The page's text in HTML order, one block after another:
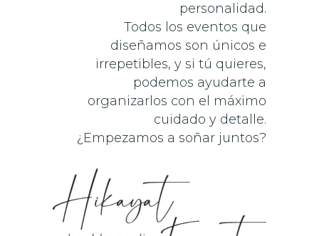
personalidad.
Todos los eventos que
diseñamos son únicos e
irrepetibles, y si tú quieres,
podemos ayudarte a
organizarlos con el máximo
cuidado y detalle.
¿Empezamos a soñar juntos?